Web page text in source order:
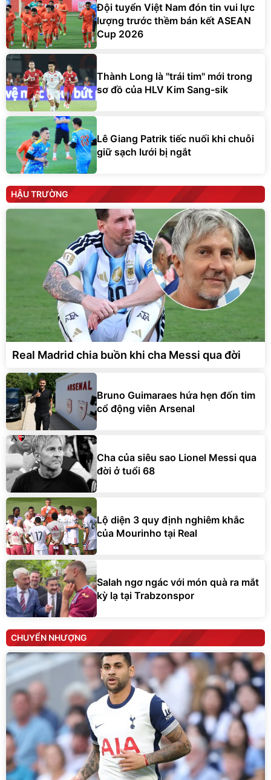
Đội tuyển Việt Nam đón tin vui lực
lượng trước thềm bán kết ASEAN
Cup 2026
Thành Long là "trái tim" mới trong
sơ đồ của HLV Kim Sang-sik
Lê Giang Patrik tiếc nuối khi chuỗi
giữ sạch lưới bị ngắt
HẬU TRƯỜNG
Real Madrid chia buồn khi cha Messi qua đời
Bruno Guimaraes hứa hẹn đốn tim
cổ động viên Arsenal
Cha của siêu sao Lionel Messi qua
đời ở tuổi 68
Lộ diện 3 quy định nghiêm khắc
của Mourinho tại Real
Salah ngơ ngác với món quà ra mắt
kỳ lạ tại Trabzonspor
CHUYỂN NHƯỢNG